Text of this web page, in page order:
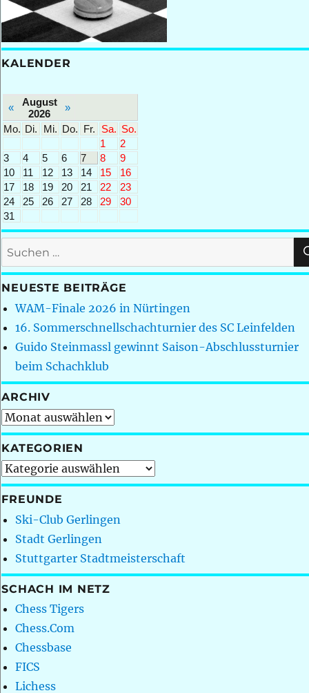
KALENDER
«
August
2026
»
Mo. Di. Mi. Do. Fr. Sa. So.
1
2
3
4 5 6 7 8
9
10
11 12 13 14 15
16
17
18 19 20 21 22
23
24
25 26 27 28 29
30
31
Suchen
nach:
NEUESTE BEITRÄGE
WAM-Finale 2026 in Nürtingen
16. Sommerschnellschachturnier des SC Leinfelden
Guido Steinmassl gewinnt Saison-Abschlussturnier
beim Schachklub
ARCHIV
Archiv
KATEGORIEN
Kategorien
FREUNDE
Ski-Club Gerlingen
Stadt Gerlingen
Stuttgarter Stadtmeisterschaft
SCHACH IM NETZ
Chess Tigers
Chess.Com
Chessbase
FICS
Lichess